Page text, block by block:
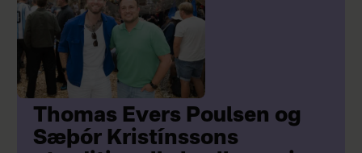
Thomas Evers Poulsen og
Sæþór Kristínssons